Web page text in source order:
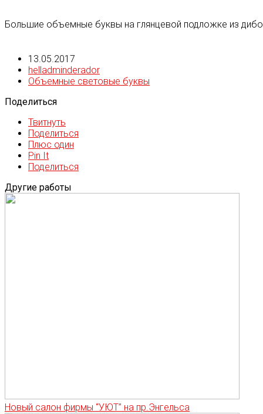
Большие объемные буквы на глянцевой подложке из
13.05.2017
helladminderador
Объемные световые буквы
Поделиться
Твитнуть
Поделиться
Плюс один
Pin It
Поделиться
Другие работы
Новый салон фирмы “УЮТ” на пр.Энгельса